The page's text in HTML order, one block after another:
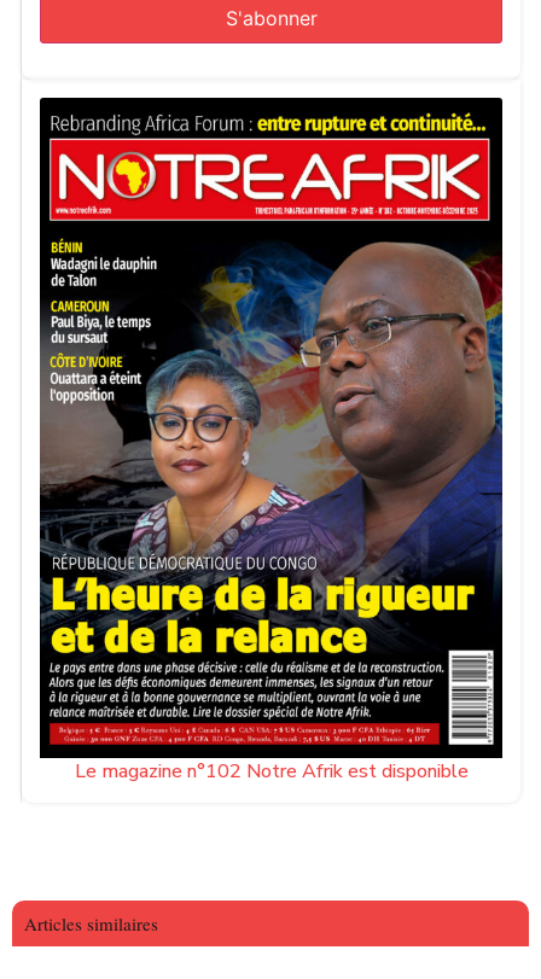
Le magazine n°102 Notre Afrik est disponible
Articles similaires